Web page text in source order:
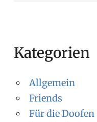
Kategorien
Allgemein
Friends
Für die Doofen